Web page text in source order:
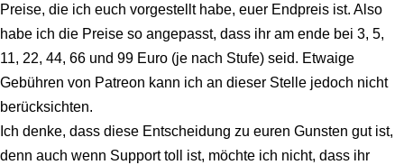
Preise, die ich euch vorgestellt habe, euer Endpreis ist. Also
habe ich die Preise so angepasst, dass ihr am ende bei 3, 5,
11, 22, 44, 66 und 99 Euro (je nach Stufe) seid. Etwaige
Gebühren von Patreon kann ich an dieser Stelle jedoch nicht
berücksichten.
Ich denke, dass diese Entscheidung zu euren Gunsten gut ist,
denn auch wenn Support toll ist, möchte ich nicht, dass ihr